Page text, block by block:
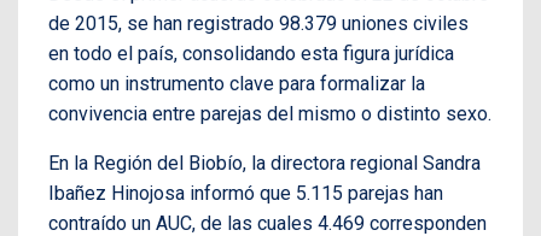
de 2015, se han registrado 98.379 uniones civiles
en todo el país, consolidando esta figura jurídica
como un instrumento clave para formalizar la
convivencia entre parejas del mismo o distinto sexo.
En la Región del Biobío, la directora regional Sandra
Ibañez Hinojosa informó que 5.115 parejas han
contraído un AUC, de las cuales 4.469 corresponden